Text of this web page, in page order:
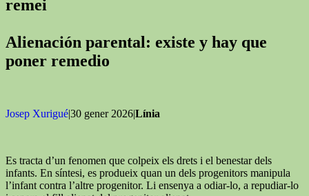
remei
Alienación parental: existe y hay que
poner remedio
Josep Xurigué|30 gener 2026|Línia
Es tracta d’un fenomen que colpeix els drets i el benestar dels
infants. En síntesi, es produeix quan un dels progenitors manipula
l’infant contra l’altre progenitor. Li ensenya a odiar-lo, a repudiar-lo